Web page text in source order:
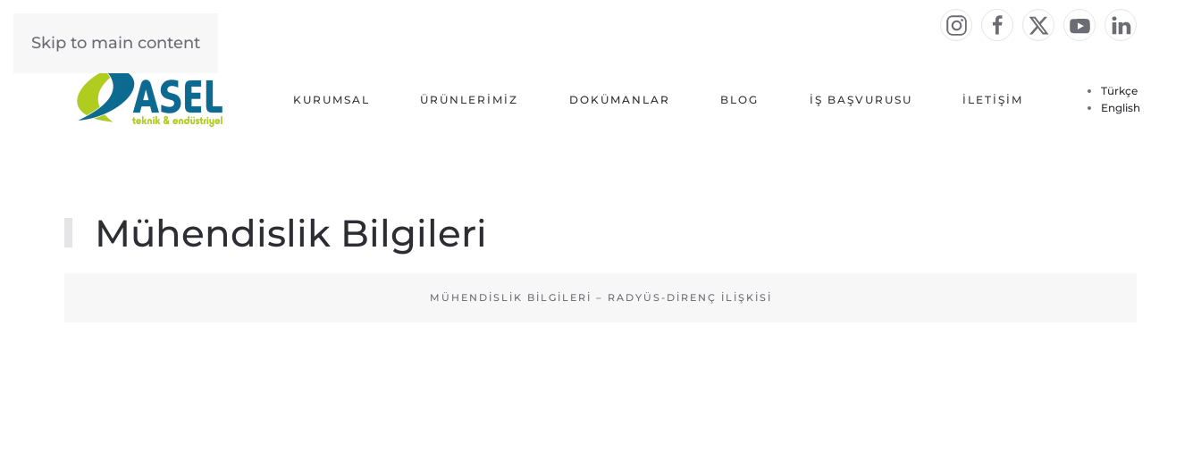
Skip to main content
KURUMSAL ÜRÜNLERIMIZ DOKÜMANLAR BLOG İŞ BAŞVURUSU İLETIŞIM
Türkçe
English
Mühendislik Bilgileri
MÜHENDISLIK BILGILERI – RADYÜS-DIRENÇ İLIŞKISI